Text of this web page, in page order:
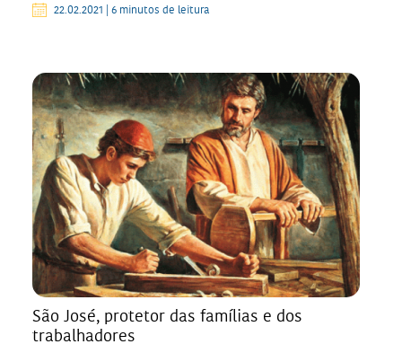
22.02.2021 | 6 minutos de leitura
São José, protetor das famílias e dos
trabalhadores